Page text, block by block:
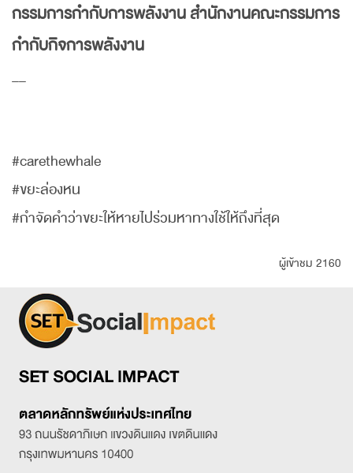
กรรมการกำกับการพลังงาน สำนักงานคณะกรรมการ
กำกับกิจการพลังงาน
__
#carethewhale
#ขยะล่องหน
#กำจัดคำว่าขยะให้หายไปร่วมหาทางใช้ให้ถึงที่สุด
ผู้เข้าชม 2160